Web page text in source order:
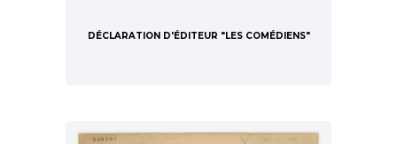
DÉCLARATION D'ÉDITEUR "LES COMÉDIENS"